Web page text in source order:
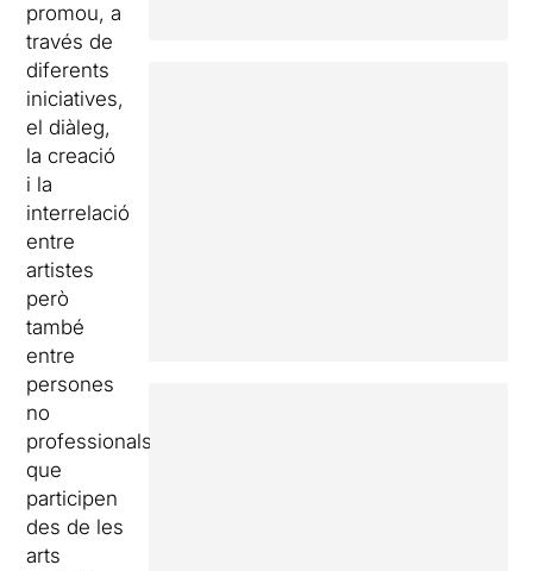
promou, a
través de
diferents
iniciatives,
el diàleg,
la creació
i la
interrelació
entre
artistes
però
també
entre
persones
no
professionals
que
participen
des de les
arts